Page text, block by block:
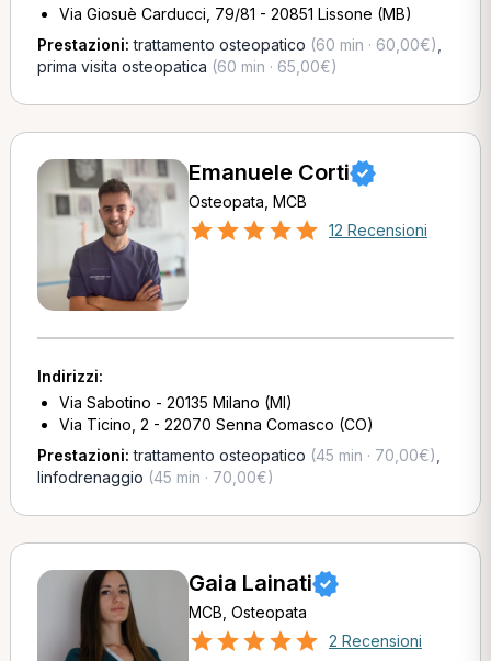
Via Giosuè Carducci, 79/81 - 20851 Lissone (MB)
Prestazioni:trattamento osteopatico (60 min · 60,00€)
prima visita osteopatica (60 min · 65,00€)
Emanuele Corti
Osteopata, MCB
12 Recensioni
Indirizzi:
Via Sabotino - 20135 Milano (MI)
Via Ticino, 2 - 22070 Senna Comasco (CO)
Prestazioni:trattamento osteopatico (45 min · 70,00€)
linfodrenaggio (45 min · 70,00€)
Gaia Lainati
MCB, Osteopata
2 Recensioni